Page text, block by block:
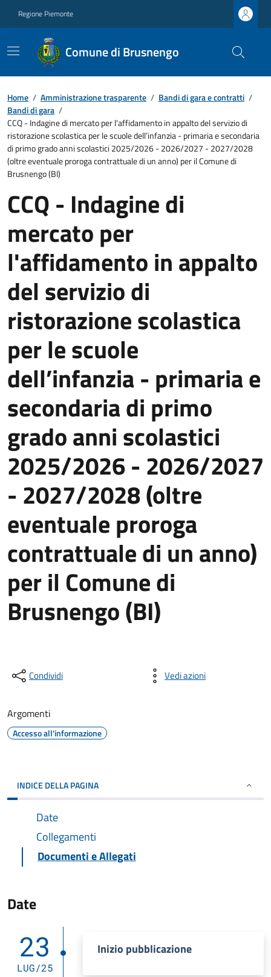
Regione Piemonte
Comune di Brusnengo
Home / Amministrazione trasparente / Bandi di gara e contratti /
Bandi di gara /
CCQ - Indagine di mercato per l'affidamento in appalto del servizio di
ristorazione scolastica per le scuole dell’infanzia - primaria e secondaria
di primo grado anni scolastici 2025/2026 - 2026/2027 - 2027/2028
(oltre eventuale proroga contrattuale di un anno) per il Comune di
Brusnengo (BI)
CCQ - Indagine di
mercato per
l'affidamento in appalto
del servizio di
ristorazione scolastica
per le scuole
dell’infanzia - primaria e
secondaria di primo
grado anni scolastici
2025/2026 - 2026/2027
- 2027/2028 (oltre
eventuale proroga
contrattuale di un anno)
per il Comune di
Brusnengo (BI)
Condividi Vedi azioni
Argomenti
Accesso all'informazione
INDICE DELLA PAGINA
Date
Collegamenti
Documenti e Allegati
Date
23
LUG/25
Inizio pubblicazione